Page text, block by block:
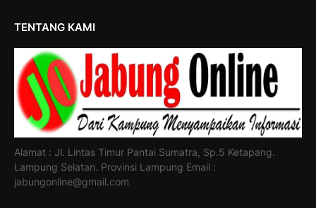
TENTANG KAMI
Alamat : Jl. Lintas Timur Pantai Sumatra, Sp.5 Ketapang.
Lampung Selatan. Provinsi Lampung Email :
jabungonline@gmail.com